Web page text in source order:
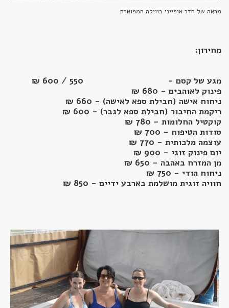
מראה של חדר אופייני בווילה המפוארת
מחירון:
מגע של קסם - 550 / 600 ₪
פינוק לאוהבים - 680 ₪
ניחוח אישה (חבילת ספא לאישה) - 660 ₪
ריקמת החיבור (חבילת ספא לגבר) - 600 ₪
קוקטיל החלומות - 780 ₪
סודות הטיפוח - 700 ₪
עוצמה מלכותית - 770 ₪
יום פינוק זוגי - 900 ₪
מן המזרח באהבה - 650 ₪
ניחוח הודי - 750 ₪
חוויה זוגית מושלמת בארבע ידיים - 850 ₪